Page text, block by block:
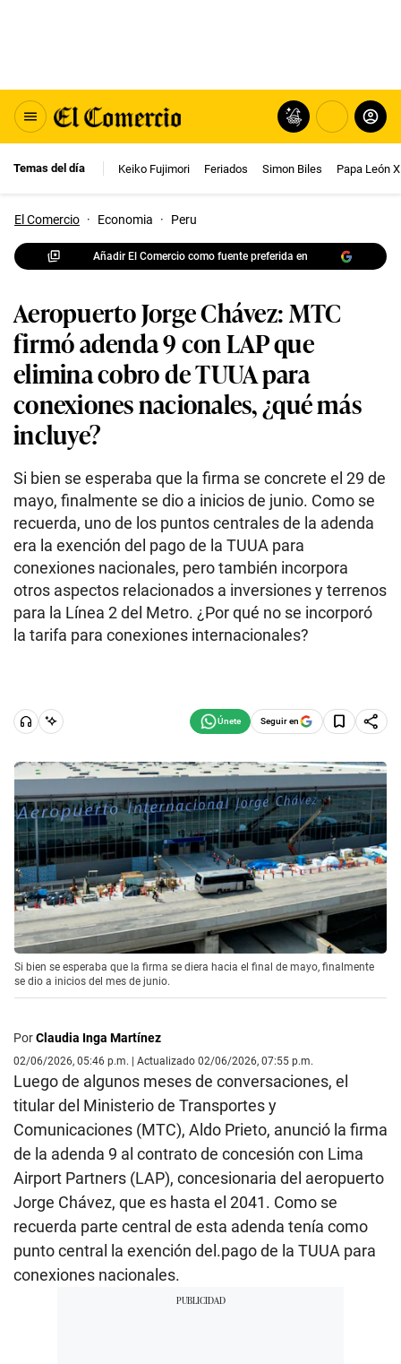
Temas del día Keiko Fujimori Feriados Simon Biles Papa León
El Comercio · Economia · Peru
Añadir El Comercio como fuente preferida en
Aeropuerto Jorge Chávez: MTC
firmó adenda 9 con LAP que
elimina cobro de TUUA para
conexiones nacionales, ¿qué más
incluye?
Si bien se esperaba que la firma se concrete el 29 de
mayo, finalmente se dio a inicios de junio. Como se
recuerda, uno de los puntos centrales de la adenda
era la exención del pago de la TUUA para
conexiones nacionales, pero también incorpora
otros aspectos relacionados a inversiones y terrenos
para la Línea 2 del Metro. ¿Por qué no se incorporó
la tarifa para conexiones internacionales?
Seguir en
Si bien se esperaba que la firma se diera hacia el final de mayo, finalmente
se dio a inicios del mes de junio.
PorClaudia Inga Martínez
02/06/2026, 05:46 p.m. | Actualizado 02/06/2026, 07:55 p.m.
Luego de algunos meses de conversaciones, el
titular del Ministerio de Transportes y
Comunicaciones (MTC), Aldo Prieto, anunció la firma
de la adenda 9 al contrato de concesión con Lima
Airport Partners (LAP), concesionaria del aeropuerto
Jorge Chávez, que es hasta el 2041. Como se
recuerda parte central de esta adenda tenía como
punto central la exención del.pago de la TUUA para
conexiones nacionales.